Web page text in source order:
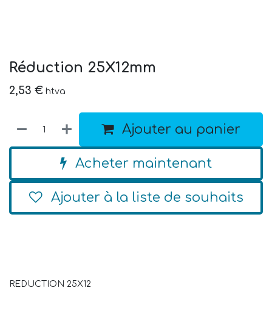
Réduction 25X12mm
2,53 € htva
Ajouter au panier
Acheter maintenant
Ajouter à la liste de souhaits
REDUCTION 25X12